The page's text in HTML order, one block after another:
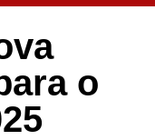
o